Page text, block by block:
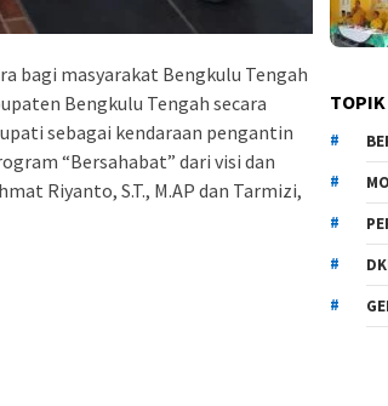
bagi masyarakat Bengkulu Tengah
Bengkulu Tengah secara
sebagai kendaraan pengantin
“Bersahabat” dari visi dan
Riyanto, S.T., M.AP dan Tarmizi,